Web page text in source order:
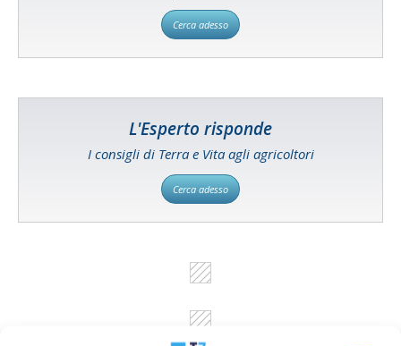
Cerca adesso
L'Esperto risponde
I consigli di Terra e Vita agli agricoltori
Cerca adesso